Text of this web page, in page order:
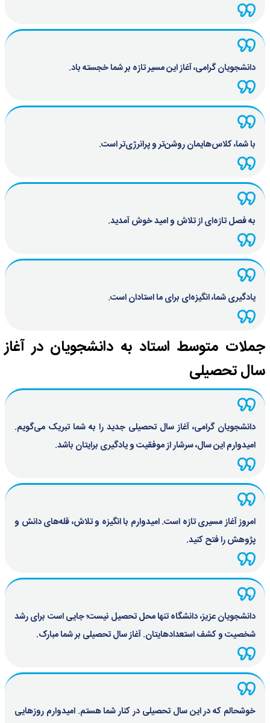
دانشجویان گرامی، آغاز این مسیر تازه بر شما خجسته باد.
با شما، کلاس‌هایمان روشن‌تر و پرانرژی‌تر است.
به فصل تازه‌ای از تلاش و امید خوش آمدید.
یادگیری شما، انگیزه‌ای برای ما استادان است.
جملات متوسط استاد به دانشجویان در آغاز
سال تحصیلی
دانشجویان گرامی، آغاز سال تحصیلی جدید را به شما تبریک می‌گویم.
امیدوارم این سال، سرشار از موفقیت و یادگیری برایتان باشد.
امروز آغاز مسیری تازه است. امیدوارم با انگیزه و تلاش، قله‌های دانش و
پژوهش را فتح کنید.
دانشجویان عزیز، دانشگاه تنها محل تحصیل نیست؛ جایی است برای رشد
شخصیت و کشف استعدادهایتان. آغاز سال تحصیلی بر شما مبارک.
خوشحالم که در این سال تحصیلی در کنار شما هستم. امیدوارم روزهایی